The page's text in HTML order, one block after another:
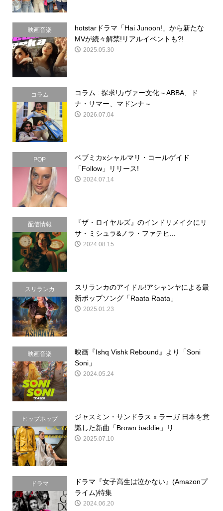
映画音楽
hotstarドラマ「Hai Junoon!」から新たな
MVが続々解禁!リアルイベントも?!
2025.05.30
コラム
コラム : 探求!カヴァー文化～ABBA、ド
ナ・サマー、マドンナ～
2026.07.04
POP
ベブミカxシャルマリ・コールゲイド
「Follow」リリース!
2024.07.14
配信情報
『ザ・ロイヤルズ』のインドリメイクにリ
サ・ミシュラ&ノラ・ファテヒ...
2024.08.15
スリランカ
スリランカのアイドル!アシャンヤによる最
新ポップソング「Raata Raata」
2025.01.23
映画音楽
映画『Ishq Vishk Rebound』より「Soni
Soni」
2024.05.24
ヒップホップ
ジャスミン・サンドラス x ラーガ 日本を意
識した新曲「Brown baddie」リ...
2025.07.10
ドラマ
ドラマ『女子高生は泣かない』(Amazonプ
ライム)特集
2024.06.20